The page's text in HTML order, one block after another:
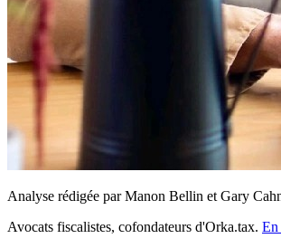
Analyse rédigée par Manon Bellin et Gary
Avocats fiscalistes, cofondateurs d'Orka.tax. En